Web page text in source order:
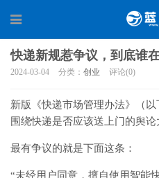
快递新规惹争议，到底谁
2024-03-04 分类： 创业 评论(0)
新版《快递市场管理办法》（
围绕快递是否应该送上门的舆论
最有争议的就是下面这条：
“未经用户同意，擅自使用智能